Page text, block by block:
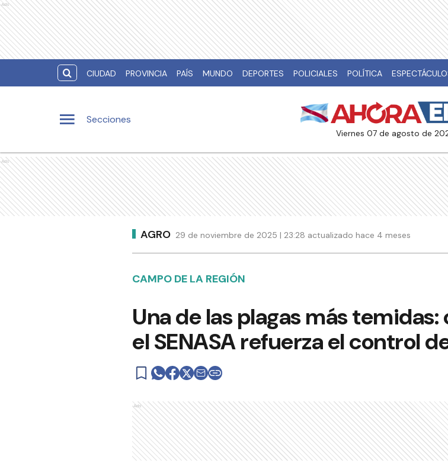
Ads
CIUDAD PROVINCIA PAÍS MUNDO DEPORTES POLICIALES POLÍTICA
Secciones
viernes 07 de agosto de
Ads
AGRO 29 de noviembre de 2025 | 23:28 actualizado hace 4 meses
CAMPO DE LA REGIÓN
Una de las plagas más temidas:
el SENASA refuerza el control
Ads